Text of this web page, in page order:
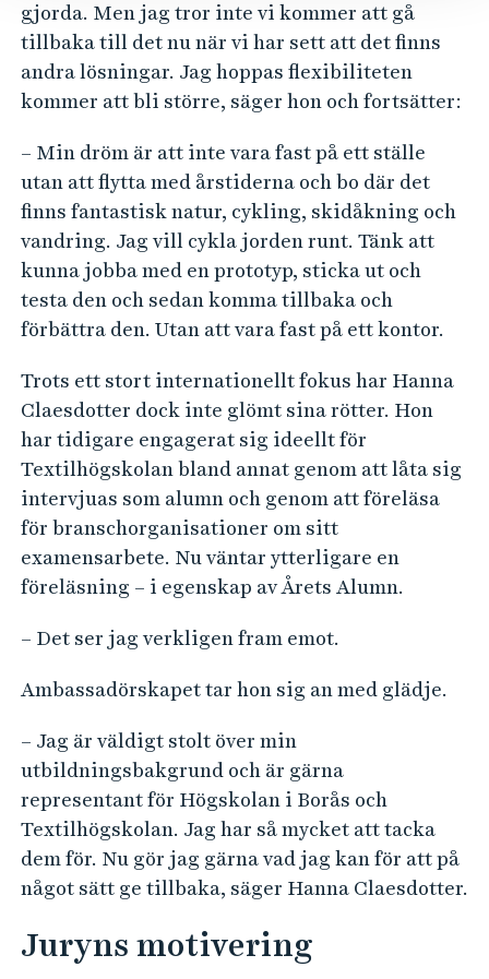
gjorda. Men jag tror inte vi kommer att gå
tillbaka till det nu när vi har sett att det finns
andra lösningar. Jag hoppas flexibiliteten
kommer att bli större, säger hon och fortsätter:
– Min dröm är att inte vara fast på ett ställe
utan att flytta med årstiderna och bo där det
finns fantastisk natur, cykling, skidåkning och
vandring. Jag vill cykla jorden runt. Tänk att
kunna jobba med en prototyp, sticka ut och
testa den och sedan komma tillbaka och
förbättra den. Utan att vara fast på ett kontor.
Trots ett stort internationellt fokus har Hanna
Claesdotter dock inte glömt sina rötter. Hon
har tidigare engagerat sig ideellt för
Textilhögskolan bland annat genom att låta sig
intervjuas som alumn och genom att föreläsa
för branschorganisationer om sitt
examensarbete. Nu väntar ytterligare en
föreläsning – i egenskap av Årets Alumn.
– Det ser jag verkligen fram emot.
Ambassadörskapet tar hon sig an med glädje.
– Jag är väldigt stolt över min
utbildningsbakgrund och är gärna
representant för Högskolan i Borås och
Textilhögskolan. Jag har så mycket att tacka
dem för. Nu gör jag gärna vad jag kan för att på
något sätt ge tillbaka, säger Hanna Claesdotter.
Juryns motivering